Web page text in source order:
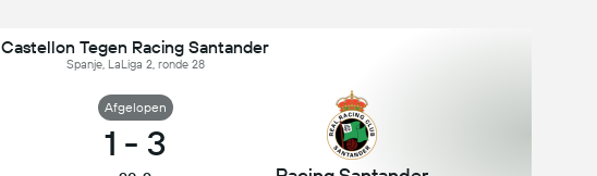
Castellon Tegen Racing Santander
Spanje, LaLiga 2, ronde 28
Afgelopen
1 - 3